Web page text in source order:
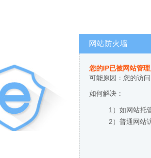
网站防火墙
您的IP已被网站管
可能原因：您的访
如何解决：
1）如网站托
2）普通网站